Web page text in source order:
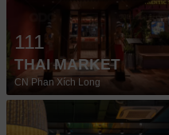
111
THAI MARKET
CN Phan Xích Long